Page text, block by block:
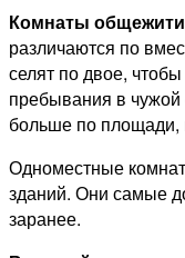
Комнаты
различаются по
селят по двое,
пребывания в
больше по площади,
Одноместные
зданий. Они самые
заранее.